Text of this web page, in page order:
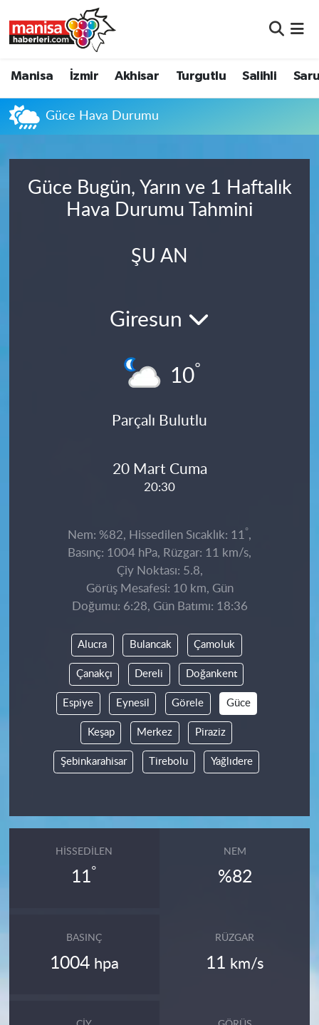
Manisa İzmir Akhisar Turgutlu Salihli
Güce Hava Durumu
Güce Bugün, Yarın ve 1 Haftalık
Hava Durumu Tahmini
ŞU AN
Giresun
10°
Parçalı Bulutlu
20 Mart Cuma
20:30
Nem: %82, Hissedilen Sıcaklık: 11 °,
Basınç: 1004 hPa, Rüzgar: 11 km/s,
Çiy Noktası: 5.8,
Görüş Mesafesi: 10 km, Gün
Doğumu: 6:28, Gün Batımı: 18:36
Alucra Bulancak Çamoluk
Çanakçı Dereli Doğankent
Espiye Eynesil Görele Güce
Keşap Merkez Piraziz
Şebinkarahisar Tirebolu Yağlıdere
HISSEDILEN
11°
NEM
%82
BASINÇ
1004 hpa
RÜZGAR
11 km/s
Akhisar
Turgutlu
Salihli
Manisa Nöbetçi Eczaneler
Manisa Namaz Vakitleri
Manisa Trafik Yoğunluk Haritası
Süper Lig Puan Durumu ve Fikstür